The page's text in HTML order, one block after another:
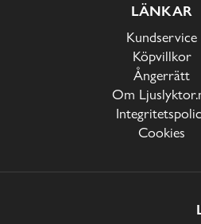
LÄNKAR
Kundservice
Köpvillkor
Ångerrätt
Om
Cookies